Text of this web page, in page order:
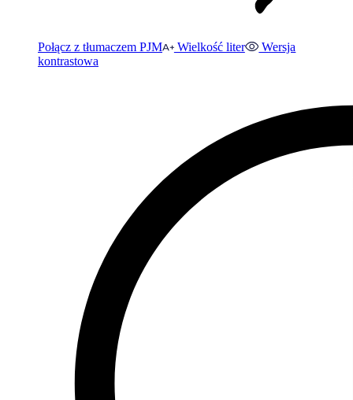
Połącz z tłumaczem PJM Wielkość liter
Wersja
kontrastowa